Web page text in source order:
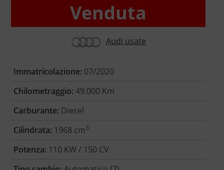
Venduta
Audi usate
Immatricolazione: 07/2020
Chilometraggio: 49.000 Km
Carburante: Diesel
Cilindrata: 1968 cm3
Potenza: 110 KW / 150 CV